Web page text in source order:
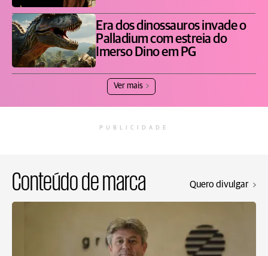
Era dos dinossauros invade o
Palladium com estreia do
Imerso Dino em PG
Ver mais
PUBLICIDADE
Conteúdo de marca Quero divulgar